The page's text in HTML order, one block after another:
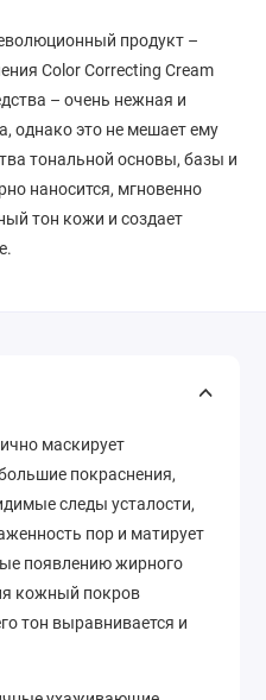
продукт –
Color Correcting Cream
– очень нежная и
однако это не мешает ему
тональной основы, базы и
наносится, мгновенно
тон кожи и создает
маскирует
покраснения,
следы усталости,
пор и матирует
появлению жирного
кожный покров
тон выравнивается и